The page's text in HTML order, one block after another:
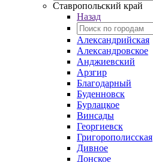
Ставропольский край
Назад
Александрийская
Александровское
Анджиевский
Арзгир
Благодарный
Буденновск
Бурлацкое
Винсады
Георгиевск
Григорополисская
Дивное
Донское